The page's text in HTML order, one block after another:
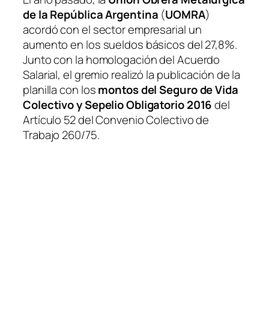
de la República Argentina (UOMRA)
acordó con el sector empresarial un
aumento en los sueldos básicos del 27,8%.
Junto con la homologación del Acuerdo
Salarial, el gremio realizó la publicación de la
planilla con losmontos del Seguro de Vida
Colectivo y Sepelio Obligatorio 2016del
Artículo 52 del Convenio Colectivo de
Trabajo 260/75.